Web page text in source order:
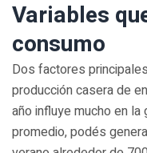
Variables
consumo
Dos factores
producción casera de
año influye mucho en la
promedio, podés